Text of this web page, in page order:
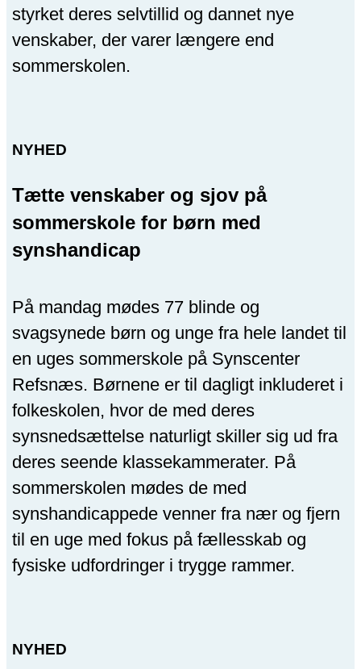
styrket deres selvtillid og dannet nye
venskaber, der varer længere end
sommerskolen.
NYHED
Tætte venskaber og sjov på
sommerskole for børn med
synshandicap
På mandag mødes 77 blinde og
svagsynede børn og unge fra hele landet til
en uges sommerskole på Synscenter
Refsnæs. Børnene er til dagligt inkluderet i
folkeskolen, hvor de med deres
synsnedsættelse naturligt skiller sig ud fra
deres seende klassekammerater. På
sommerskolen mødes de med
synshandicappede venner fra nær og fjern
til en uge med fokus på fællesskab og
fysiske udfordringer i trygge rammer.
NYHED